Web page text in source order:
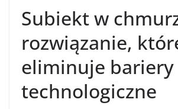
Subiekt w
rozwiązanie,
eliminuje bariery
technologiczne